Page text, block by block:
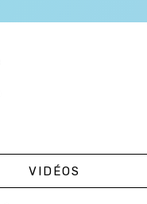
VIDÉOS